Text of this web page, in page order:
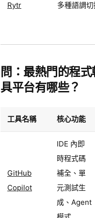
Rytr 多種語調
問：最熱門的程
具平台有哪些？
工具名稱 核心功能
GitHub
Copilot
IDE 內即
時程式碼
補全、單
元測試生
成、Agent